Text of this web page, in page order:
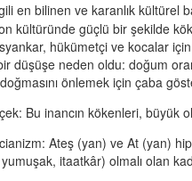
en bilinen ve karanlık kültürel
kültüründe güçlü bir şekilde kök
hükümetçi ve kocalar
düşüşe neden oldu: doğum
önlemek için çaba
Bu inancın kökenleri, büyük
Ateş (yan) ve At (yan)
itaatkâr) olmalı olan